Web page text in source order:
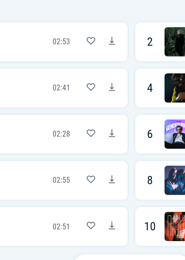
02:53 2
02:41 4
02:28 6
02:55 8
02:51 10